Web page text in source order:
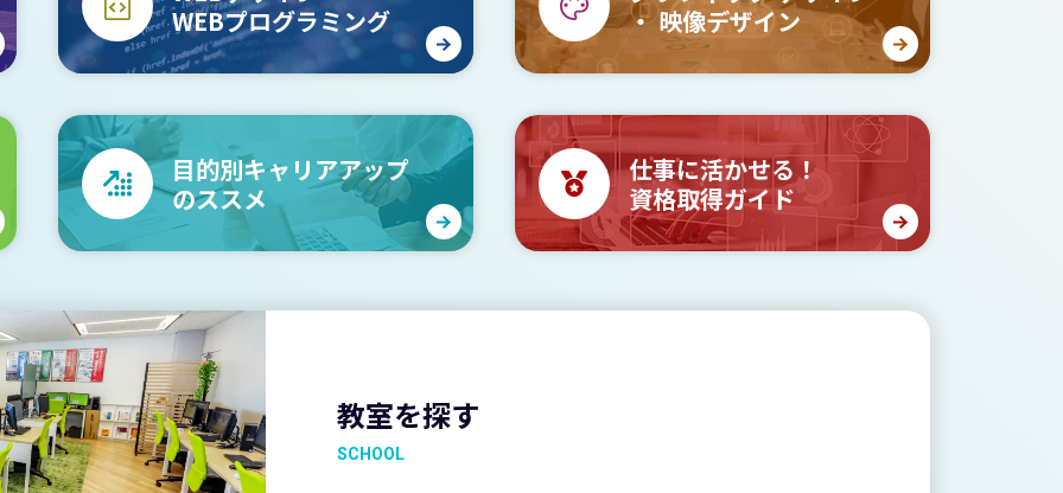
WEBプログラミング
・ 映像デザイン
目的別キャリアアップ
のススメ
仕事に活かせる！
資格取得ガイド
教室を探す
SCHOOL